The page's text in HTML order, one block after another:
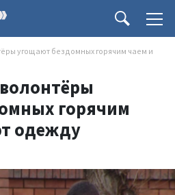
угощают бездомных горячим чаем и
горячим
одежду